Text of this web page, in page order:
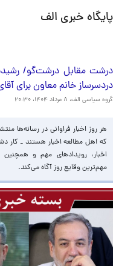
پایگاه خبری الف
درشت مقابل درشت‌گو/
دردسرساز خانم معاون برای
گروه سیاسی الف، ۸ مرداد ۱۴۰۴، ۲۰:۳۰
هر روز اخبار فراوانی در رسانه‌ها
که اهل مطالعه اخبار هستند‌ ـ کار
اخبار، رویدادهای مهم و
مهم‌ترین وقایع روز آگاه می‌کند.